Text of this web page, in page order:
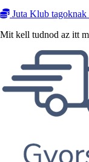
Juta Klub
Mit kell tudnod az itt